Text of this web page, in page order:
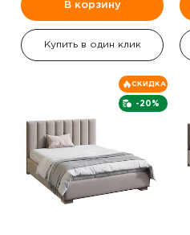
В корзину
Купить в один клик
-20%
СКИДКА